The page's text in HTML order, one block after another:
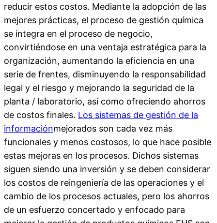
reducir estos costos. Mediante la adopción de las
mejores prácticas, el proceso de gestión química
se integra en el proceso de negocio,
convirtiéndose en una ventaja estratégica para la
organización, aumentando la eficiencia en una
serie de frentes, disminuyendo la responsabilidad
legal y el riesgo y mejorando la seguridad de la
planta / laboratorio, así como ofreciendo ahorros
de costos finales. Los sistemas de gestión de la
informaciónmejorados son cada vez más
funcionales y menos costosos, lo que hace posible
estas mejoras en los procesos. Dichos sistemas
siguen siendo una inversión y se deben considerar
los costos de reingeniería de las operaciones y el
cambio de los procesos actuales, pero los ahorros
de un esfuerzo concertado y enfocado para